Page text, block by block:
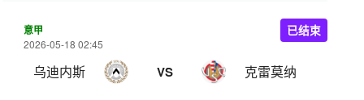
意甲
2026-05-18 02:45
乌迪内斯 VS 克雷莫纳
已结束